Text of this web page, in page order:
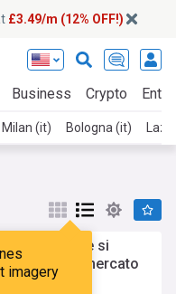
£3.49/m (12% OFF!)
Business Crypto
Milan (it) Bologna (it)
imagery
come si
tutto sul mercato